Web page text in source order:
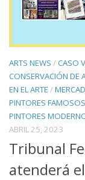
ARTS NEWS /CASO
CONSERVACIÓN DE
EN EL ARTE /
PINTORES FAMOSOS
PINTORES
ABRIL 25, 2023
Tribunal
atenderá